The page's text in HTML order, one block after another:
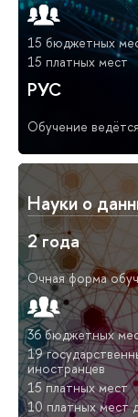
15 бюджетных
15 платных мест
РУС
Обучение
Науки о
2 года
Очная форма
36 бюджетных
19
иностранцев
15 платных мест
10 платных мест